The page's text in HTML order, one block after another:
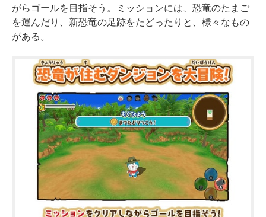
がらゴールを目指そう。ミッションには、恐竜のたまご
を運んだり、新恐竜の足跡をたどったりと、様々なもの
がある。